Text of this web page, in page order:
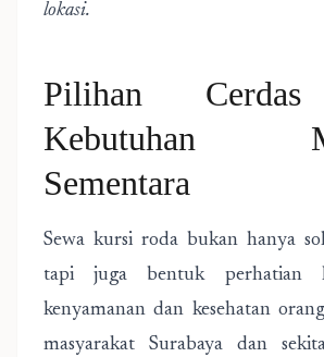
lokasi.
Pilihan
Kebutuhan
Sementara
Sewa kursi roda bukan hanya
tapi juga bentuk perhatian
kenyamanan dan kesehatan
masyarakat Surabaya dan